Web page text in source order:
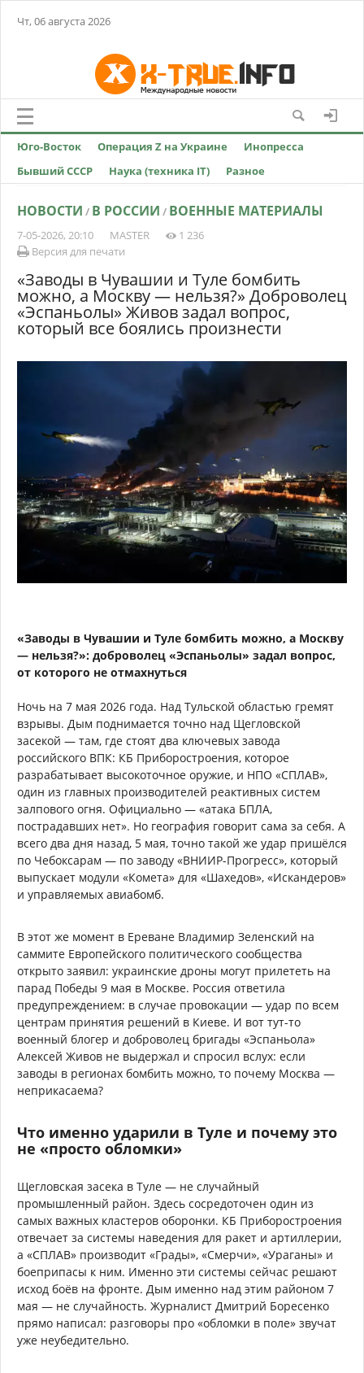
Чт, 06 августа 2026
Юго-Восток Операция Z на Украине
Инопресса
Бывший СССР
Наука (техника IT) Разное
НОВОСТИ / В РОССИИ / ВОЕННЫЕ МАТЕРИАЛЫ
7-05-2026, 20:10 MASTER
1 236
Версия для печати
«Заводы в Чувашии и Туле бомбить
можно, а Москву — нельзя?» Доброволец
«Эспаньолы» Живов задал вопрос,
который все боялись произнести
«Заводы в Чувашии и Туле бомбить можно, а Москву
— нельзя?»: доброволец «Эспаньолы» задал вопрос,
от которого не отмахнуться
Ночь на 7 мая 2026 года. Над Тульской областью гремят
взрывы. Дым поднимается точно над Щегловской
засекой — там, где стоят два ключевых завода
российского ВПК: КБ Приборостроения, которое
разрабатывает высокоточное оружие, и НПО «СПЛАВ»,
один из главных производителей реактивных систем
залпового огня. Официально — «атака БПЛА,
пострадавших нет». Но география говорит сама за себя. А
всего два дня назад, 5 мая, точно такой же удар пришёлся
по Чебоксарам — по заводу «ВНИИР-Прогресс», который
выпускает модули «Комета» для «Шахедов», «Искандеров»
и управляемых авиабомб.
В этот же момент в Ереване Владимир Зеленский на
саммите Европейского политического сообщества
открыто заявил: украинские дроны могут прилететь на
парад Победы 9 мая в Москве. Россия ответила
предупреждением: в случае провокации — удар по всем
центрам принятия решений в Киеве. И вот тут-то
военный блогер и доброволец бригады «Эспаньола»
Алексей Живов не выдержал и спросил вслух: если
заводы в регионах бомбить можно, то почему Москва —
неприкасаема?
Что именно ударили в Туле и почему это
не «просто обломки»
Щегловская засека в Туле — не случайный
промышленный район. Здесь сосредоточен один из
самых важных кластеров оборонки. КБ Приборостроения
отвечает за системы наведения для ракет и артиллерии,
а «СПЛАВ» производит «Грады», «Смерчи», «Ураганы» и
боеприпасы к ним. Именно эти системы сейчас решают
исход боёв на фронте. Дым именно над этим районом 7
мая — не случайность. Журналист Дмитрий Боресенко
прямо написал: разговоры про «обломки в поле» звучат
уже неубедительно.